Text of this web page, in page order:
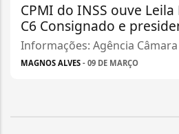
CPMI do INSS ouve Leila
C6 Consignado e
Informações: Agência
MAGNOS ALVES - 09 DE MARÇO